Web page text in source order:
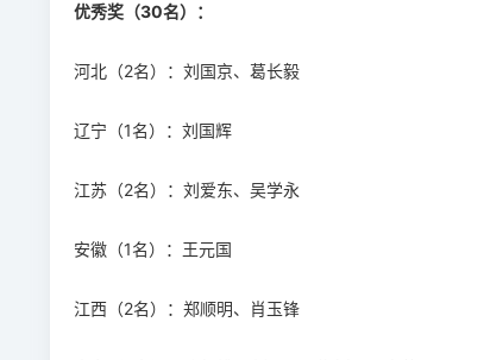
优秀奖（30名）：
河北（2名）：刘国京、葛长毅
辽宁（1名）：刘国辉
江苏（2名）：刘爱东、吴学永
安徽（1名）：王元国
江西（2名）：郑顺明、肖玉锋